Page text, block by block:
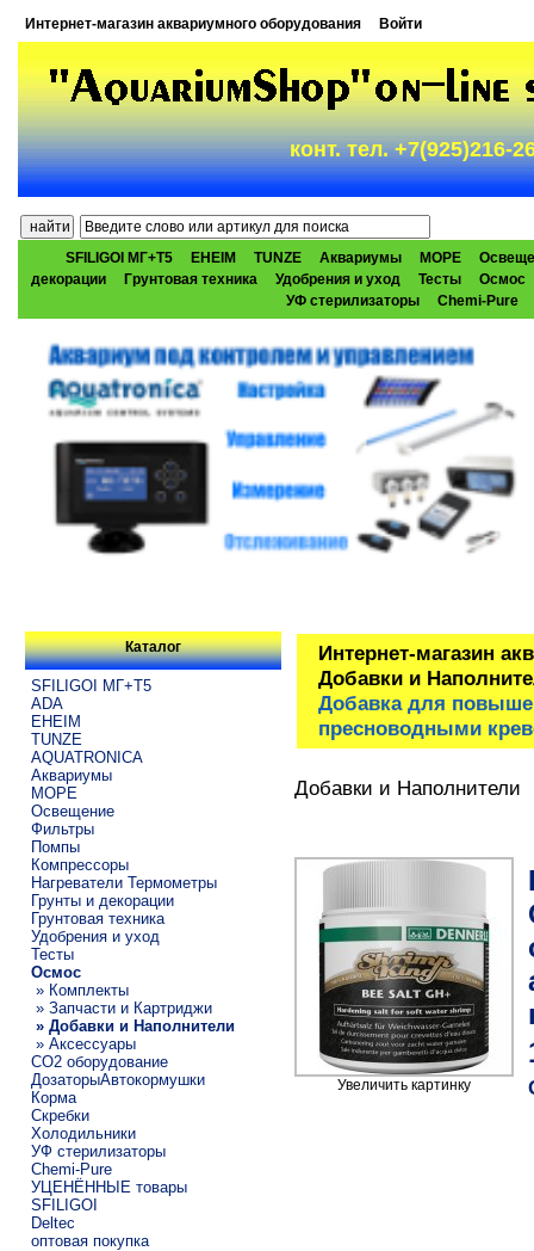
Интернет-магазин аквариумного оборудования Войти
конт. тел. +7(925)216-
SFILIGOI МГ+Т5 EHEIM TUNZE Аквариумы МОРЕ
декорации
Грунтовая техника Удобрения и уход Тесты
Осмос
УФ стерилизаторы
Chemi-Pure
Каталог
SFILIGOI МГ+Т5
ADA
EHEIM
TUNZE
AQUATRONICA
Аквариумы
МОРЕ
Освещение
Фильтры
Помпы
Компрессоры
Нагреватели Термометры
Грунты и декорации
Грунтовая техника
Удобрения и уход
Тесты
Осмос
» Комплекты
» Запчасти и Картриджи
» Добавки и Наполнители
» Аксессуары
CO2 оборудование
ДозаторыАвтокормушки
Корма
Скребки
Холодильники
УФ стерилизаторы
Chemi-Pure
УЦЕНЁННЫЕ товары
SFILIGOI
Deltec
оптовая покупка
Интернет-магазин
Добавки и
Добавка для
пресноводными
Добавки и Наполнители
Увеличить картинку